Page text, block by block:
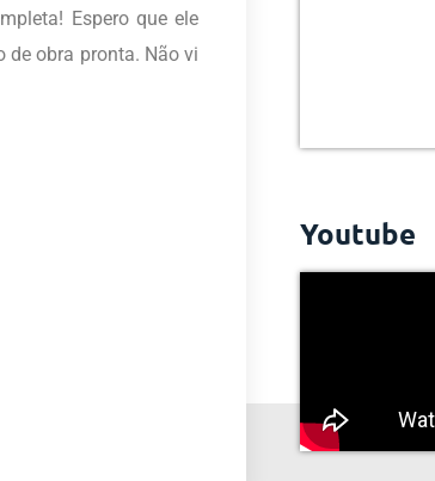
Espero que ele
de obra pronta. Não vi
Youtube